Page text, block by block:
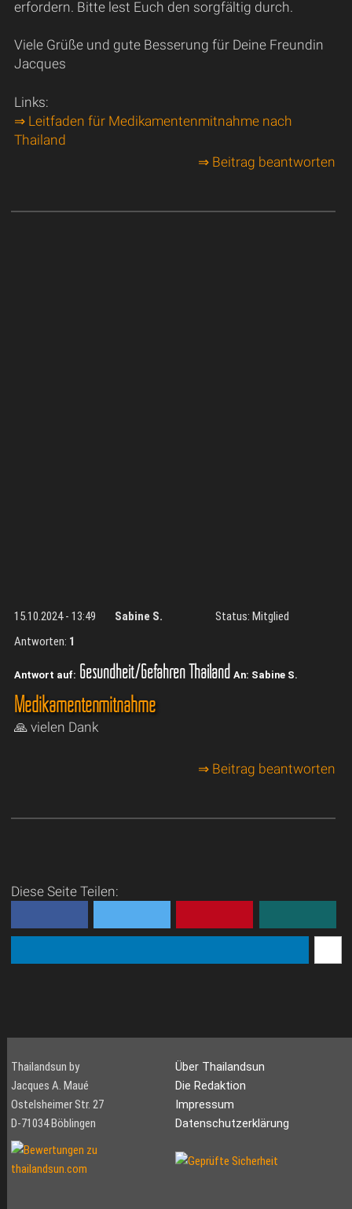
erfordern. Bitte lest Euch den sorgfältig durch.
Viele Grüße und gute Besserung für Deine Freundin
Jacques
Links:
⇒ Leitfaden für Medikamentenmitnahme nach
Thailand
⇒ Beitrag beantworten
15.10.2024 - 13:49 Sabine S.
Status: Mitglied
Antworten: 1
Antwort auf: Gesundheit/Gefahren Thailand An: Sabine S.
Medikamentenmitnahme
🙏 vielen Dank
⇒ Beitrag beantworten
Diese Seite Teilen:
Thailandsun by
Jacques A. Maué
Ostelsheimer Str. 27
D-71034 Böblingen
Über Thailandsun
Die Redaktion
Impressum
Datenschutzerklärung